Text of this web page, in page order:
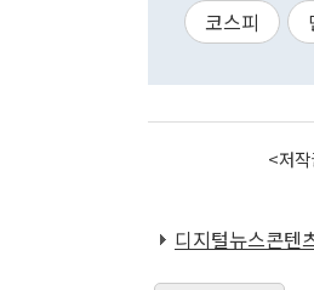
코스피
<저
디지털뉴스콘텐